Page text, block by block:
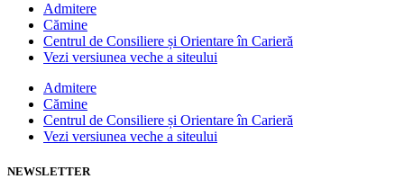
Admitere
Cămine
Centrul de Consiliere și Orientare în Carieră
Vezi versiunea veche a siteului
Admitere
Cămine
Centrul de Consiliere și Orientare în Carieră
Vezi versiunea veche a siteului
NEWSLETTER